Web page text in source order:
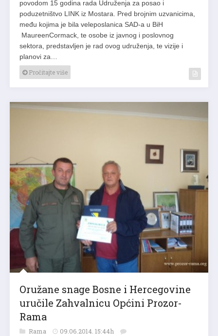
povodom 15 godina rada Udruženja za posao i
poduzetništvo LINK iz Mostara. Pred brojnim uzvanicima,
među kojima je bila veleposlanica SAD-a u BiH
MaureenCormack, te osobe iz javnog i poslovnog
sektora, predstavljen je rad ovog udruženja, te vizije i
planovi za…
Pročitajte više
Oružane snage Bosne i Hercegovine
uručile Zahvalnicu Općini Prozor-
Rama
Rama 09.06.2014. 15:44h